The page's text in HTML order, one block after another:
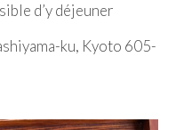
d’y déjeuner
ku, Kyoto 605-